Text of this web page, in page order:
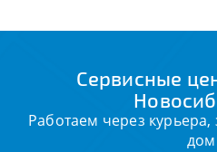
Сервисные
Работаем через